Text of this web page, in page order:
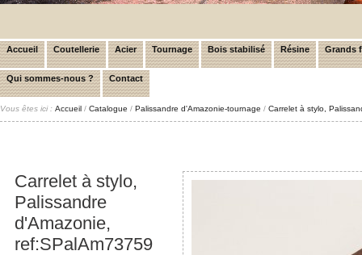
Accueil Coutellerie Acier Tournage Bois stabilisé Résine Grands
Qui sommes-nous ? Contact
Vous êtes ici : Accueil / Catalogue / Palissandre d'Amazonie-tournage / Carrelet à stylo,
Carrelet à stylo,
Palissandre
d'Amazonie,
ref:SPalAm73759